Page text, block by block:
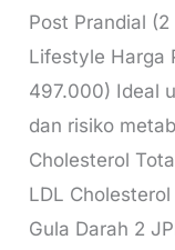
Post Prandial (2
Lifestyle Harga
497.000) Ideal
dan risiko
Cholesterol
LDL
Gula Darah 2